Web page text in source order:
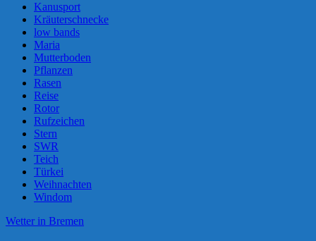
Kanusport
Kräuterschnecke
low bands
Maria
Mutterboden
Pflanzen
Rasen
Reise
Rotor
Rufzeichen
Stern
SWR
Teich
Türkei
Weihnachten
Windom
Wetter in Bremen